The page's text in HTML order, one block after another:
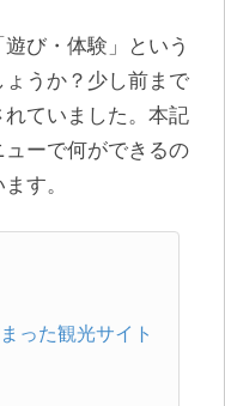
び・体験」という
うか？少し前まで
ていました。本記
ーで何ができるの
す。
った観光サイト